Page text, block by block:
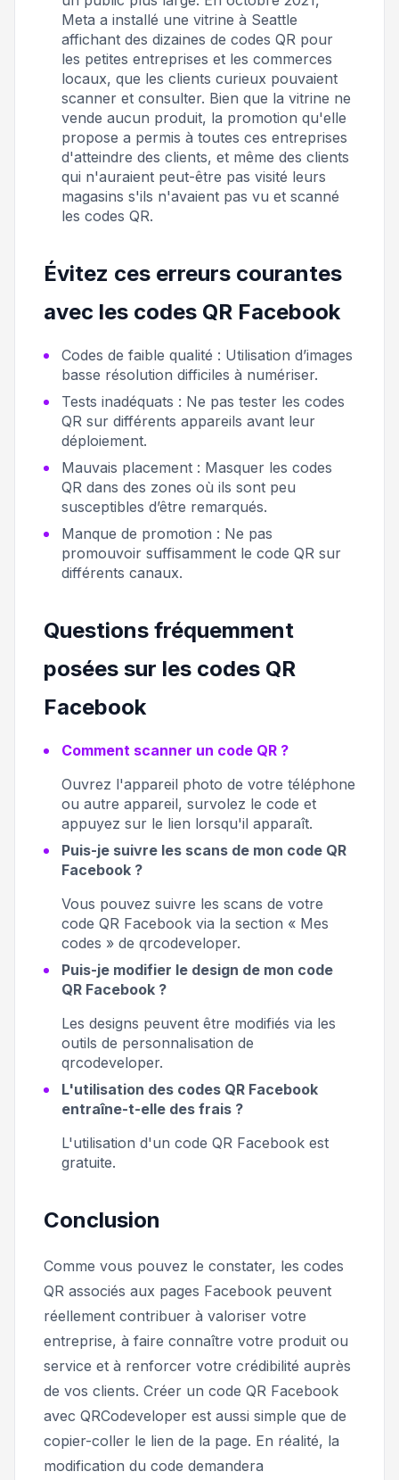
Meta a installé une vitrine à Seattle
affichant des dizaines de codes QR pour
les petites entreprises et les commerces
locaux, que les clients curieux pouvaient
scanner et consulter. Bien que la vitrine ne
vende aucun produit, la promotion qu'elle
propose a permis à toutes ces entreprises
d'atteindre des clients, et même des clients
qui n'auraient peut-être pas visité leurs
magasins s'ils n'avaient pas vu et scanné
les codes QR.
Évitez ces erreurs courantes
avec les codes QR Facebook
Codes de faible qualité : Utilisation d’images
basse résolution difficiles à numériser.
Tests inadéquats : Ne pas tester les codes
QR sur différents appareils avant leur
déploiement.
Mauvais placement : Masquer les codes
QR dans des zones où ils sont peu
susceptibles d’être remarqués.
Manque de promotion : Ne pas
promouvoir suffisamment le code QR sur
différents canaux.
Questions fréquemment
posées sur les codes QR
Facebook
Comment scanner un code QR ?
Ouvrez l'appareil photo de votre téléphone
ou autre appareil, survolez le code et
appuyez sur le lien lorsqu'il apparaît.
Puis-je suivre les scans de mon code QR
Facebook ?
Vous pouvez suivre les scans de votre
code QR Facebook via la section « Mes
codes » de qrcodeveloper.
Puis-je modifier le design de mon code
QR Facebook ?
Les designs peuvent être modifiés via les
outils de personnalisation de
qrcodeveloper.
L'utilisation des codes QR Facebook
entraîne-t-elle des frais ?
L'utilisation d'un code QR Facebook est
gratuite.
Conclusion
Comme vous pouvez le constater, les codes
QR associés aux pages Facebook peuvent
réellement contribuer à valoriser votre
entreprise, à faire connaître votre produit ou
service et à renforcer votre crédibilité auprès
de vos clients. Créer un code QR Facebook
avec QRCodeveloper est aussi simple que de
copier-coller le lien de la page. En réalité, la
modification du code demandera